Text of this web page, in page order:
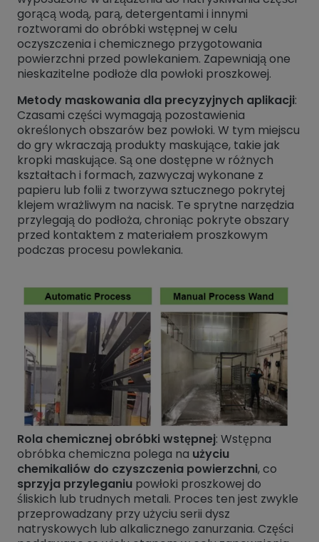
gorącą wodą, parą, detergentami i innymi
roztworami do obróbki wstępnej w celu
oczyszczenia i chemicznego przygotowania
powierzchni przed powlekaniem. Zapewniają one
nieskazitelne podłoże dla powłoki proszkowej.
Metody maskowania dla precyzyjnych aplikacji:
Czasami części wymagają pozostawienia
określonych obszarów bez powłoki. W tym miejscu
do gry wkraczają produkty maskujące, takie jak
kropki maskujące. Są one dostępne w różnych
kształtach i formach, zazwyczaj wykonane z
papieru lub folii z tworzywa sztucznego pokrytej
klejem wrażliwym na nacisk. Te sprytne narzędzia
przylegają do podłoża, chroniąc pokryte obszary
przed kontaktem z materiałem proszkowym
podczas procesu powlekania.
Rola chemicznej obróbki wstępnej: Wstępna
obróbka chemiczna polega na użyciu
chemikaliów do czyszczenia powierzchni, co
sprzyja przyleganiu powłoki proszkowej do
śliskich lub trudnych metali. Proces ten jest zwykle
przeprowadzany przy użyciu serii dysz
natryskowych lub alkalicznego zanurzania. Części